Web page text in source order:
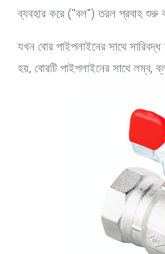
ব্যবহার করে ("বল") তরল প্রবাহ শুরু
যখন বোর পাইপলাইনের সাথে
হয়, বোরটি পাইপলাইনের সাথে লম্ব,